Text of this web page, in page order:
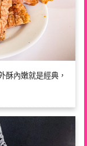
酥內嫩就是經典，